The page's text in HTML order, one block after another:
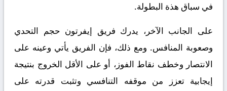
في سباق هذة البطولة.
على الجانب الآخر، يدرك فريق إيفرتون حجم التحدي
وصعوبة المنافس. ومع ذلك، فإن الفريق يأتي وعينه على
الانتصار وخطف نقاط الفوز، أو على الأقل الخروج بنتيجة
إيجابية تعزز من موقفه التنافسي وتثبت قدرته على